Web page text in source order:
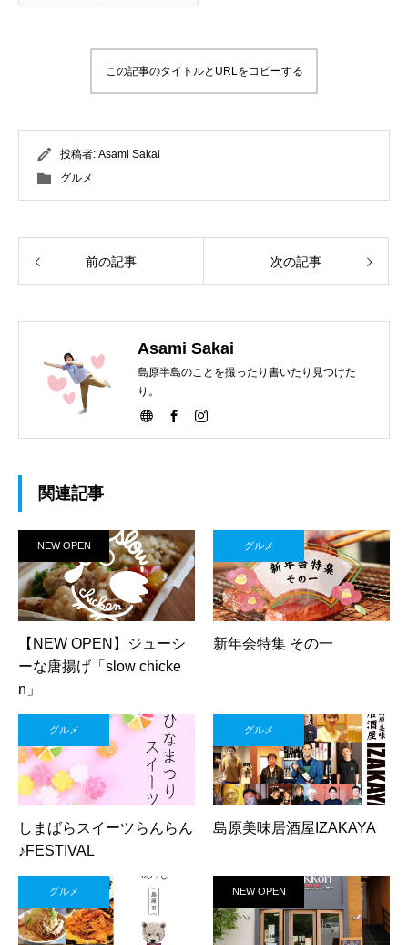
この記事のタイトルとURLをコピーする
投稿者: Asami Sakai
グルメ
前の記事 次の記事
Asami Sakai
島原半島のことを撮ったり書いたり見つけた
り。
関連記事
NEW OPEN
【NEW OPEN】ジューシ
ーな唐揚げ「slow chicke
n」
グルメ
新年会特集 その一
グルメ
しまばらスイーツらんらん
♪FESTIVAL
グルメ
島原美味居酒屋IZAKAYA
グルメ NEW OPEN